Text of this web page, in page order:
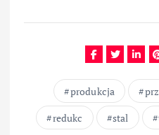
produkcja
redukc
stal